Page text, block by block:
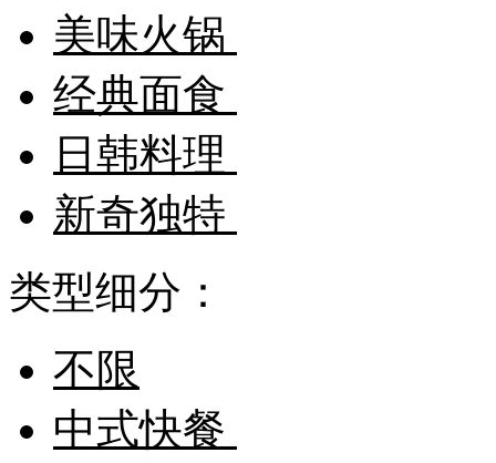
美味火锅
经典面食
日韩料理
新奇独特
类型细分：
不限
中式快餐